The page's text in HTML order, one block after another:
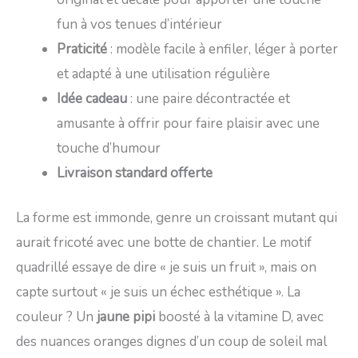
fun à vos tenues d’intérieur
Praticité : modèle facile à enfiler, léger à porter
et adapté à une utilisation régulière
Idée cadeau : une paire décontractée et
amusante à offrir pour faire plaisir avec une
touche d’humour
Livraison standard offerte
La forme est immonde, genre un croissant mutant qui
aurait fricoté avec une botte de chantier. Le motif
quadrillé essaye de dire « je suis un fruit », mais on
capte surtout « je suis un échec esthétique ». La
couleur ? Un jaune pipi boosté à la vitamine D, avec
des nuances oranges dignes d’un coup de soleil mal